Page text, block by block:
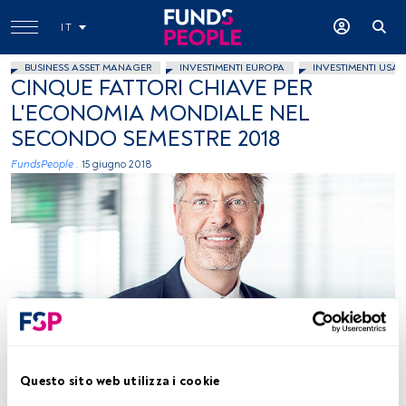
Questo sito web utilizza i cookie
IT
BUSINESS ASSET MANAGER INVESTIMENTI EUROPA INVESTIMENTI USA
CINQUE FATTORI CHIAVE PER
L'ECONOMIA MONDIALE NEL
SECONDO SEMESTRE 2018
FundsPeople . 15 giugno 2018
Immagine ceduta